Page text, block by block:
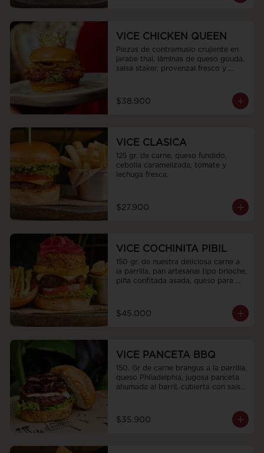
VICE CHICKEN QUEEN
Piezas de contramuslo crujiente en
jarabe thai, láminas de queso gouda,
salsa staker, provenzal fresco y
$38.900
VICE CLASICA
125 gr. de carne, queso fundido,
cebolla caramelizada, tomate y
lechuga fresca.
$27.900
VICE COCHINITA PIBIL
150 gr. de nuestra deliciosa carne a
la parrilla, pan artesanal tipo brioche,
piña confitada asada, queso para
luchuga fresca con toping de
cebollas encurtidas y terminada con
$45.000
VICE PANCETA BBQ
150. Gr de carne brangus a la parrilla,
queso Philadelphia, jugosa panceta
ahumada al barril, cubierta con salsa
fresca
$35.900